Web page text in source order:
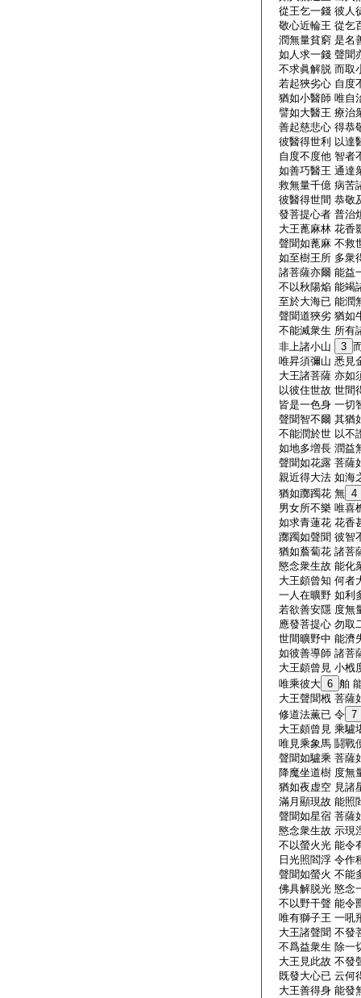
從王乞一錢 彼人
敬心近輪王 從乞
潤無量貧窮 是名
如人求一錢 聲聞
不求眞解脱 而取
若起狹劣心 自度
猶如小醫師 唯自
譬如大醫王 療治
善起慈悲心 得恭
彼醫得世利 以達
自度不度他 智者
如善巧醫王 通達
救無量千億 病苦
彼醫得世間 恭敬
發菩提心者 普治
大王蓖麻林 花香
聲聞如蓖麻 不救
如至樹王所 多衆
諸菩薩亦爾 能益
不以秋陽焔 能竭
至於大海已 能潤
聲聞道狹劣 猶如
不能滅衆生 所有
非上諸小山
3
唯昇須彌山 悉見
大王諸菩薩 亦如
以彼住世故 世間
皆是一色身 一切
聲聞智不爾 其猶
不能潤於世 以不
如地多増長 潤益
聲聞如花露 菩薩
親近得大法 如海
猶如躑躅花 無 4
男女所不樂 唯喜
如求青蓮花 花香
躑躅如聲聞 彼智
猶如薝蔔花 諸菩
愍念衆生故 能化
大王頗曾知 何者
一人在曠野 如利
若欲善安隱 度無
應發菩提心 勿取
世間曠野中 能濟
如彼善導師 諸菩
大王頗曾見 小栰
唯乘彼大 6 舶
大王聲聞栰 菩薩
修道法薫已 令 7
大王頗曾見 乘驢
唯見乘象馬 鬪戰
聲聞如驢乘 菩薩
降魔坐道樹 度無
猶如夜虚空 見諸
滿月顯現故 能照
聲聞如星宿 菩薩
愍念衆生故 示現
不以螢火光 能令
日光照閻浮 令作
聲聞如螢火 不能
佛具解脱光 愍念
不以野干聲 能令
唯有獅子王 一吼
大王諸聲聞 不發
不爲益衆生 除一
大王見此故 不發
既發大心已 云何
大王善得身 能發